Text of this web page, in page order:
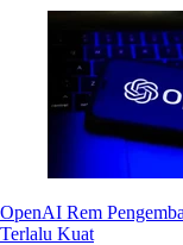
OpenAI Rem
Terlalu Kuat